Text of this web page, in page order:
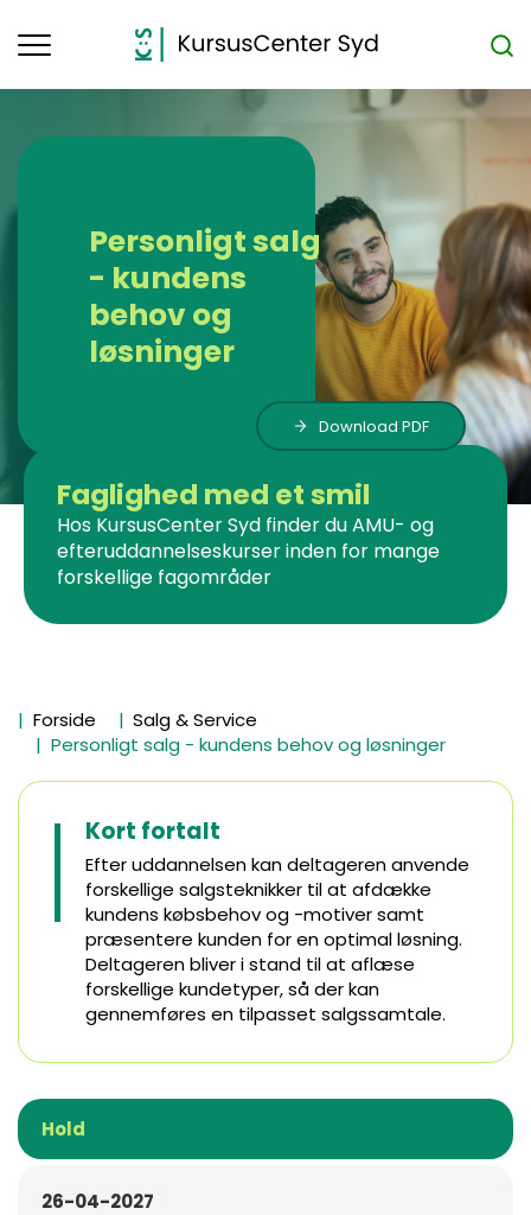
Toggle
Faglighed med et smil
Hos KursusCenter Syd finder du AMU- og
efteruddannelseskurser inden for mange
forskellige fagområder
Personligt salg
- kundens
behov og
løsninger
Download PDF
Forside
Salg & Service
Personligt salg - kundens behov og løsninger
Kort fortalt
Efter uddannelsen kan deltageren anvende
forskellige salgsteknikker til at afdække
kundens købsbehov og -motiver samt
præsentere kunden for en optimal løsning.
Deltageren bliver i stand til at aflæse
forskellige kundetyper, så der kan
gennemføres en tilpasset salgssamtale.
Hold
26-04-2027